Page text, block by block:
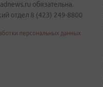
обязательна.
отдел 8 (423) 249-8800
персональных данных